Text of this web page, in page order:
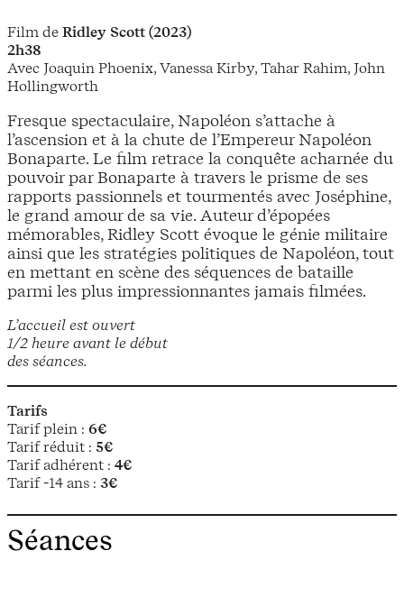
L’accueil est ouvert
1/2 heure avant le début
des séances.
Tarifs
Tarif plein : 6€
Tarif réduit : 5€
Tarif adhérent : 4€
Tarif -14 ans : 3€
Film de Ridley Scott (2023)
2h38
Avec Joaquin Phoenix, Vanessa Kirby, Tahar Rahim, John
Hollingworth
Fresque spectaculaire, Napoléon s’attache à
l’ascension et à la chute de l’Empereur Napoléon
Bonaparte. Le film retrace la conquête acharnée du
pouvoir par Bonaparte à travers le prisme de ses
rapports passionnels et tourmentés avec Joséphine,
le grand amour de sa vie. Auteur d’épopées
mémorables, Ridley Scott évoque le génie militaire
ainsi que les stratégies politiques de Napoléon, tout
en mettant en scène des séquences de bataille
parmi les plus impressionnantes jamais filmées.
Séances